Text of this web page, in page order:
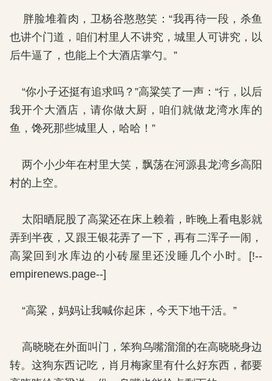
胖脸堆着肉，卫杨谷憨憨笑：“我再待一段，杀鱼
也讲个门道，咱们村里人不讲究，城里人可讲究，以
后牛逼了，也能上个大酒店掌勺。”
“你小子还挺有追求吗？”高粱笑了一声：“行，以后
我开个大酒店，请你做大厨，咱们就做龙湾水库的
鱼，馋死那些城里人，哈哈！”
两个小少年在村里大笑，飘荡在河源县龙湾乡高阳
村的上空。
太阳晒屁股了高粱还在床上赖着，昨晚上看电影就
弄到半夜，又跟王银花弄了一下，再有二浑子一闹，
高粱回到水库边的小砖屋里还没睡几个小时。[!--
empirenews.page--]
“高粱，妈妈让我喊你起床，今天下地干活。”
高晓晓在外面叫门，笨狗乌嘴溜溜的在高晓晓身边
转。这狗东西记吃，肖月梅家里有什么好东西，都要